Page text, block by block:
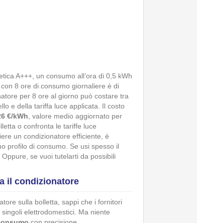
A+++, un consumo all’ora di 0,5 kWh
8 ore di consumo giornaliere è di
per 8 ore al giorno può costare tra
e della tariffa luce applicata. Il costo
€/kWh , valore medio aggiornato per
o confronta le tariffe luce
un condizionatore efficiente, è
profilo di consumo. Se usi spesso il
se vuoi tutelarti da possibili
il condizionatore
sulla bolletta, sappi che i fornitori
elettrodomestici. Ma niente